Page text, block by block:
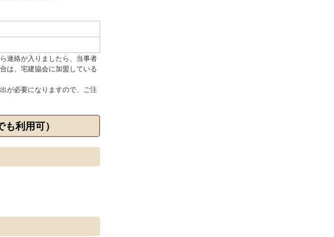
連絡が入りましたら、当事者
は、宅建協会に加盟している
が必要になりますので、ご注
利用可）